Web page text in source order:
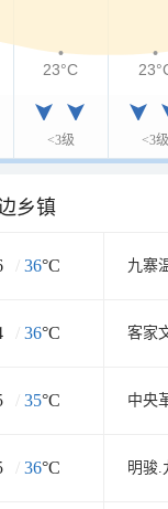
<3级 <3级
23°C
乡镇
/ 36°C 九寨
/ 36°C 客家
/ 35°C
/ 36°C